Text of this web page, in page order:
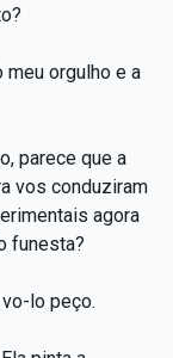
orgulho e a
parece que a
vos conduziram
agora
funesta?
lo peço.